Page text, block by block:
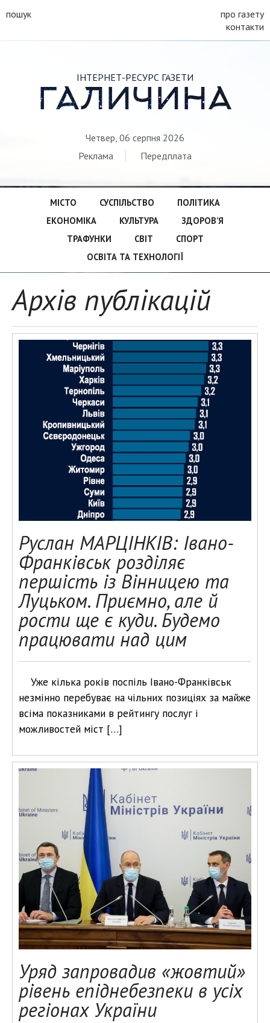
пошук
про газету
контакти
ІНТЕРНЕТ-РЕСУРС ГАЗЕТИ
ГАЛИЧИНА
Четвер, 06 серпня 2026
Реклама
Передплата
МІСТО СУСПІЛЬСТВО
ПОЛІТИКА
ЕКОНОМІКА
КУЛЬТУРА
ЗДОРОВ’Я
ТРАФУНКИ
СВІТ
СПОРТ
ОСВІТА ТА ТЕХНОЛОГІЇ
Архів публікацій
Руслан МАРЦІНКІВ: Івано-
Франківськ розділяє
першість із Вінницею та
Луцьком. Приємно, але й
рости ще є куди. Будемо
працювати над цим
Уже кілька років поспіль Івано-Франківськ
незмінно перебуває на чільних позиціях за майже
всіма показниками в рейтингу послуг і
можливостей міст […]
Уряд запровадив «жовтий»
рівень епіднебезпеки в усіх
регіонах України